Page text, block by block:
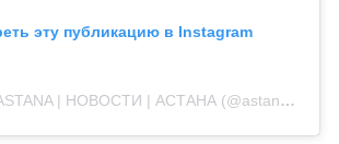
эту публикацию в Instagram
Публикация от ASTANA | НОВОСТИ | АСТАНА (@astanagramlive)